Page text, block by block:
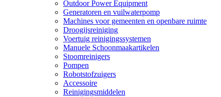
Outdoor Power Equipment
Generatoren en vuilwaterpomp
Machines voor gemeenten en openbare ruimte
Droogijsreiniging
Voertuig reinigingssystemen
Manuele Schoonmaakartikelen
Stoomreinigers
Pompen
Robotstofzuigers
Accessoire
Reinigingsmiddelen